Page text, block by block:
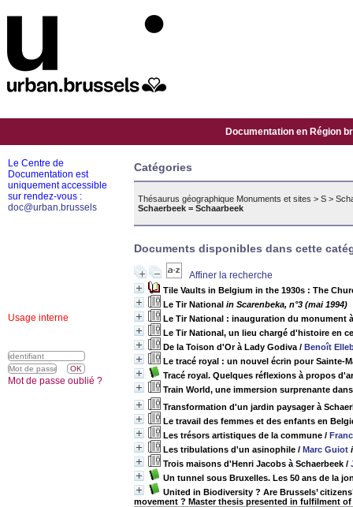
Documentation en Région
Catégories
Thésaurus géographique Monuments et sites > S >
Schaerbeek = Schaarbeek
Documents disponibles dans cette
Affiner la recherche
Tile Vaults in Belgium in the 1930s : The
Le Tir National in Scarenbeka, n°3 (mai 1994)
Le Tir National : inauguration du monument
Le Tir National, un lieu chargé d'histoire en
De la Toison d'Or à Lady Godiva / Benoît
Le tracé royal : un nouvel écrin pour Sainte-
Tracé royal. Quelques réflexions à propos
Train World, une immersion surprenante
Transformation d'un jardin paysager à
Le travail des femmes et des enfants en
Les trésors artistiques de la commune /
Les tribulations d'un asinophile / Marc Guiot
Trois maisons d'Henri Jacobs à Schaerbeek /
Un tunnel sous Bruxelles. Les 50 ans de la
United in Biodiversity ? Are Brussels’
movement ? Master thesis presented in fulfilment
Le Centre de
Documentation est
uniquement accessible
sur rendez-vous :
doc@urban.brussels
Usage interne
Mot de passe oublié ?